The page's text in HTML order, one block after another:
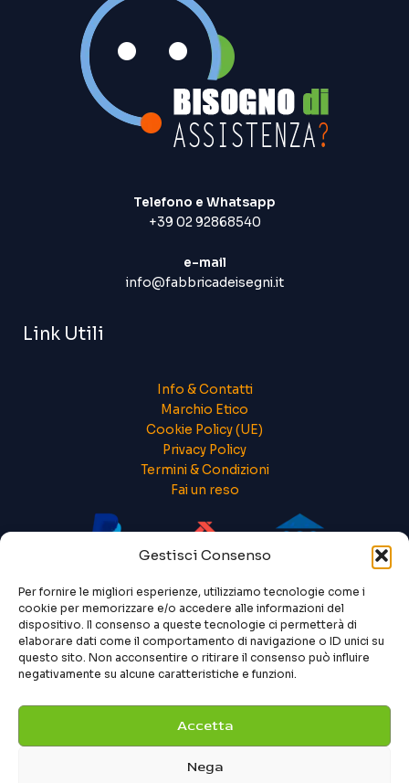
Gestisci Consenso
Per fornire le migliori esperienze, utilizziamo tecnologie come i
cookie per memorizzare e/o accedere alle informazioni del
dispositivo. Il consenso a queste tecnologie ci permetterà di
elaborare dati come il comportamento di navigazione o ID unici su
questo sito. Non acconsentire o ritirare il consenso può influire
negativamente su alcune caratteristiche e funzioni.
Accetta
Nega
Telefono e Whatsapp
+39 02 92868540
e-mail
info@fabbricadeisegni.it
Link Utili
Info & Contatti
Marchio Etico
Cookie Policy (UE)
Privacy Policy
Termini & Condizioni
Fai un reso